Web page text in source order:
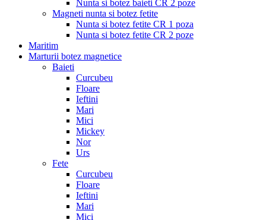
Nunta si botez baieti CR 2 poze
Magneti nunta si botez fetite
Nunta si botez fetite CR 1 poza
Nunta si botez fetite CR 2 poze
Maritim
Marturii botez magnetice
Baieti
Curcubeu
Floare
Ieftini
Mari
Mici
Mickey
Nor
Urs
Fete
Curcubeu
Floare
Ieftini
Mari
Mici